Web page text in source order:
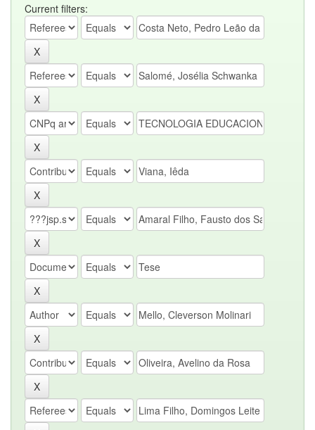
Current filters: